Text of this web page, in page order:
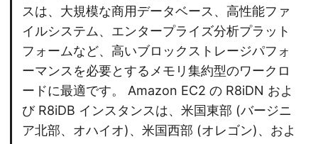
スは、大規模な商用データベース、高性能ファ
イルシステム、エンタープライズ分析プラット
フォームなど、高いブロックストレージパフォ
ーマンスを必要とするメモリ集約型のワークロ
ードに最適です。 Amazon EC2 の R8iDN およ
び R8iDB インスタンスは、米国東部 (バージニ
ア北部、オハイオ)、米国西部 (オレゴン)、およ